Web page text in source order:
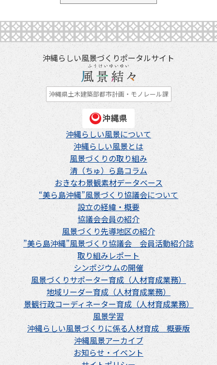
沖縄らしい風景づくりポータルサイト
沖縄県土木建築部都市計画・モノレール課
沖縄らしい風景について
沖縄らしい風景とは
風景づくりの取り組み
清（ちゅ）ら島コラム
おきなわ景観素材データベース
“美ら島沖縄”風景づくり協議会について
設立の経緯・概要
協議会会員の紹介
風景づくり先導地区の紹介
”美ら島沖縄”風景づくり協議会 会員活動紹介誌
取り組みレポート
シンポジウムの開催
風景づくりサポーター育成（人材育成業務）
地域リーダー育成（人材育成業務）
景観行政コーディネーター育成（人材育成業務）
風景学習
沖縄らしい風景づくりに係る人材育成 概要版
沖縄風景アーカイブ
お知らせ・イベント